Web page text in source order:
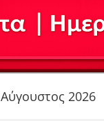
Αύγουστος 2026